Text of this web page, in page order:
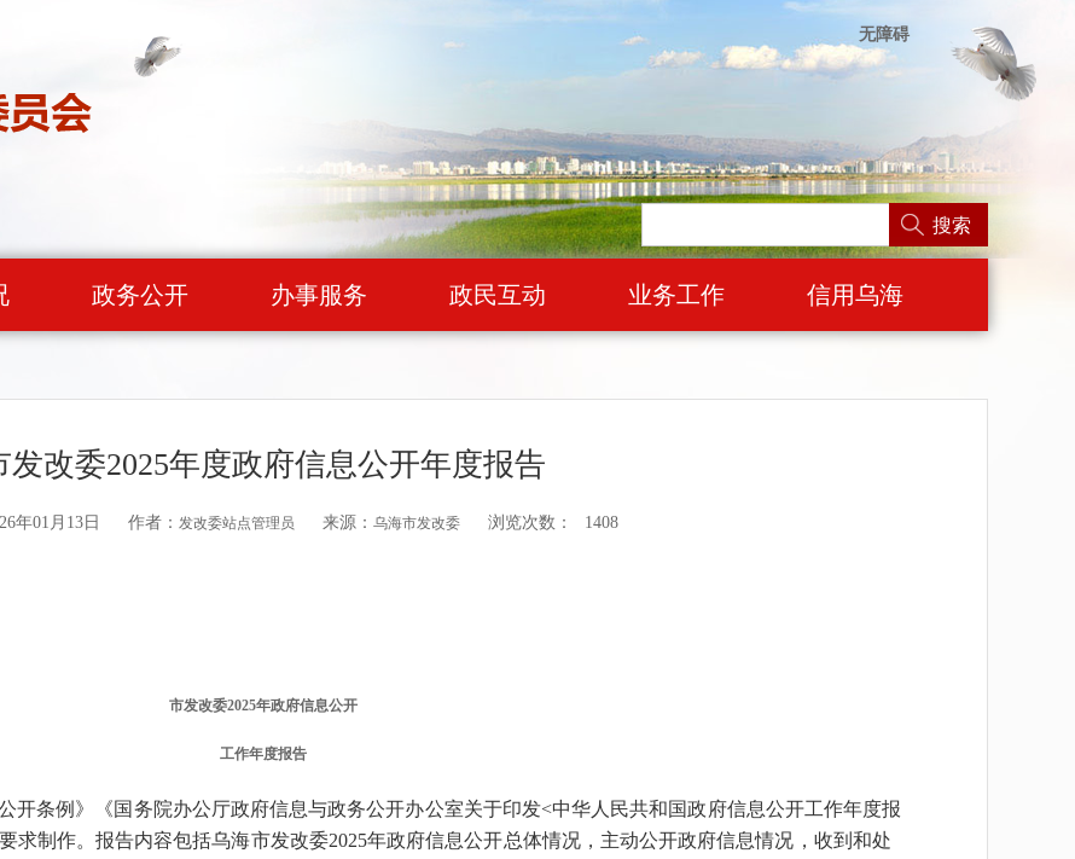
无障碍
搜索
政务公开 办事服务 政民互动 业务工作 信用乌海
发改委2025年度政府信息公开年度报告
年01月13日 作者： 发改委站点管理员 来源： 乌海市发改委 浏览次数： 1408
市发改委2025年政府信息公开
工作年度报告
开条例》《国务院办公厅政府信息与政务公开办公室关于印发<中华人民共和国政府信息公开工作年度报
求制作。报告内容包括乌海市发改委2025年政府信息公开总体情况，主动公开政府信息情况，收到和处